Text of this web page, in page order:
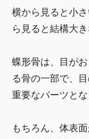
横から見ると小
ら見ると結構大き
蝶形骨は、目が
る骨の一部で、
重要なパーツとな
もちろん、体表